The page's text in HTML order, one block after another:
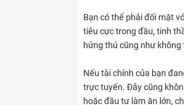
Bạn có thể phải đối mặt
tiêu cực trong đầu, tinh
hứng thú cũng như
Nếu tài chính của bạn
trực tuyến. Đây cũng
hoặc đầu tư làm ăn lớn,